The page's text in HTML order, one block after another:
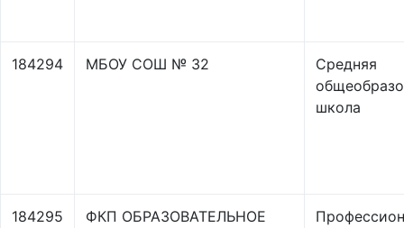
184294 МБОУ СОШ № 32
Средняя
школа
184295
ФКП ОБРАЗОВАТЕЛЬНОЕ